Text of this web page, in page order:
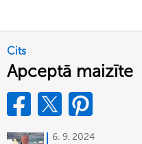
Cits
Apceptā maizīte
6. 9. 2024